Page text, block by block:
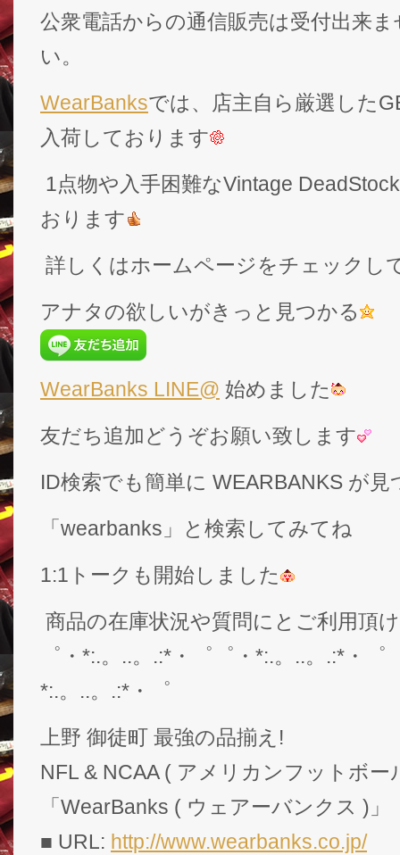
公衆電話からの通信販売は受付出来
い。
WearBanksでは、店主自ら厳選した
入荷しております
1点物や入手困難なVintage
おります
詳しくはホームページをチェックし
アナタの欲しいがきっと見つかる
WearBanks LINE@ 始めました
友だち追加どうぞお願い致します
ID検索でも簡単に WEARBANKS が
「wearbanks」と検索してみてね
1:1トークも開始しました
商品の在庫状況や質問にとご利用頂
゜・*:.。..。.:*・゜゜・*:.。..。.:*・
*:.。..。.:*・゜
上野 御徒町 最強の品揃え!
NFL & NCAA ( アメリカンフットボー
「WearBanks ( ウェアーバンクス )」
■ URL: http://www.wearbanks.co.jp/